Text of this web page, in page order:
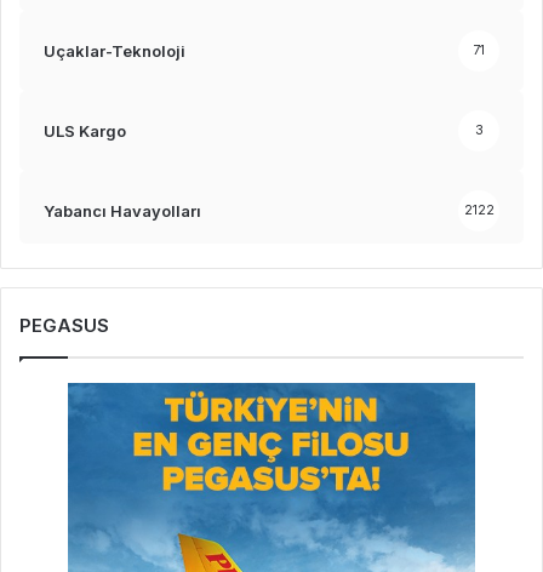
Uçaklar-Teknoloji 71
ULS Kargo 3
Yabancı Havayolları 2122
PEGASUS